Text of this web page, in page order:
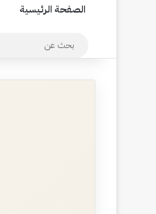
الصفحة الرئيسية